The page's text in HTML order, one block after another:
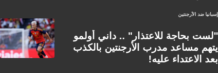
إسبانيا ضد الأرجنتين
"لست بحاجة للاعتذار" .. داني أولمو
يتهم مساعد مدرب الأرجنتين بالكذب
بعد الاعتداء عليه!